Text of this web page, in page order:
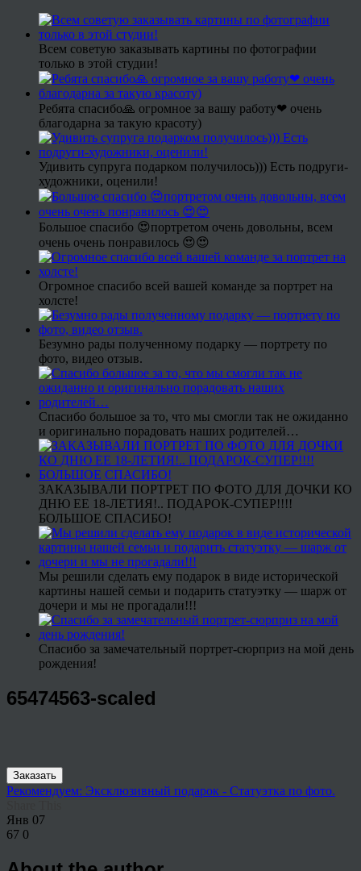
Всем советую заказывать картины по фотографии
только в этой студии!
Ребята спасибо🙏 огромное за вашу работу❤ очень
благодарна за такую красоту)
Удивить супруга подарком получилось))) Есть подруги-
художники, оценили!
Большое спасибо 😍портретом очень довольны, всем
очень очень понравилось 😍😍
Огромное спасибо всей вашей команде за портрет на
холсте!
Безумно рады полученному подарку — портрету по
фото, видео отзыв.
Спасибо большое за то, что мы смогли так не ожиданно
и оригинально порадовать наших родителей…
ЗАКАЗЫВАЛИ ПОРТРЕТ ПО ФОТО ДЛЯ ДОЧКИ КО
ДНЮ ЕЕ 18-ЛЕТИЯ!.. ПОДАРОК-СУПЕР!!!!
БОЛЬШОЕ СПАСИБО!
Мы решили сделать ему подарок в виде исторической
картины нашей семьи и подарить статуэтку — шарж от
дочери и мы не прогадали!!!
Спасибо за замечательный портрет-сюрприз на мой день
рождения!
65474563-scaled
Заказать
Рекомендуем: Эксклюзивный подарок - Статуэтка по фото.
Янв 07
67 0